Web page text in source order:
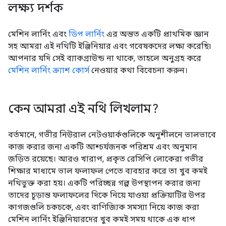
লক্ষ্য দর্শক
মেশিন লার্নিং এবং ডিপ লার্নিং এর অন্তত একটি প্রাথমিক জ্ঞান
সহ আমরা এই নথিটি ইঞ্জিনিয়ার এবং গবেষকদের লক্ষ্য করেছি৷
আপনার যদি সেই ব্যাকগ্রাউন্ড না থাকে, তাহলে অনুগ্রহ করে
মেশিন লার্নিং ক্র্যাশ কোর্স নেওয়ার কথা বিবেচনা করুন।
কেন আমরা এই নথি লিখলাম?
বর্তমানে, গভীর নিউরাল নেটওয়ার্কগুলিকে অনুশীলনে ভালভাবে
কাজ করার জন্য একটি আশ্চর্যজনক পরিশ্রম এবং অনুমান
জড়িত রয়েছে। আরও খারাপ, প্রকৃত রেসিপি লোকেরা গভীর
শিক্ষার মাধ্যমে ভাল ফলাফল পেতে ব্যবহার করে তা খুব কমই
নথিভুক্ত করা হয়। একটি পরিচ্ছন্ন গল্প উপস্থাপন করার জন্য
তাদের চূড়ান্ত ফলাফলের দিকে নিয়ে যাওয়া প্রক্রিয়াটির উপর
কাগজগুলি চকচকে, এবং বাণিজ্যিক সমস্যা নিয়ে কাজ করা
মেশিন লার্নিং ইঞ্জিনিয়ারদের খুব কমই সময় থাকে এক ধাপ